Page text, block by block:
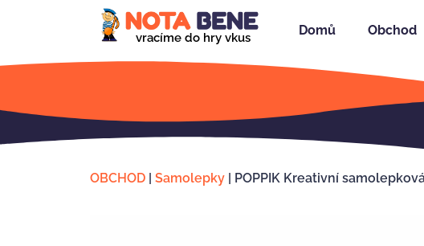
vracíme do hry vkus
Domů Obchod
OBCHOD | Samolepky | POPPIK Kreativní